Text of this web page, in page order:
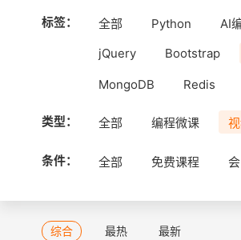
标签： 全部 Python AI
jQuery
Bootstrap
MongoDB Redis
工具 Android
类型： 全部 编程微课
条件： 全部 免费课程
综合 最热 最新